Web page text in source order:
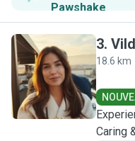
Pawshake.
V
3.
18.6 km
Caring